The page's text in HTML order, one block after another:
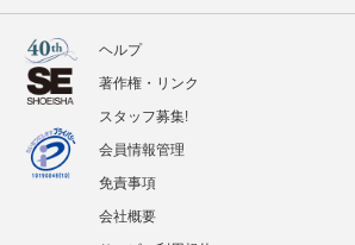
ヘルプ
著作権・リンク
スタッフ募集!
会員情報管理
免責事項
会社概要